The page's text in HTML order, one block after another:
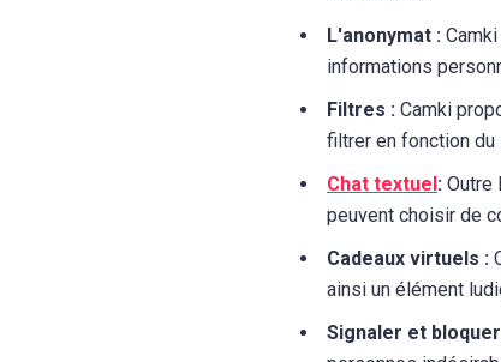
L'anonymat :
informations
Filtres : Camki
filtrer en fonction
Chat textuel: Outre
peuvent choisir de
Cadeaux virtuels :
ainsi un élément
Signaler et